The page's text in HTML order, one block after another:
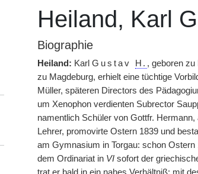
Heiland, Karl
Biographie
Heiland: Karl Gustav H. , geboren
zu Magdeburg, erhielt eine tüchtige
Müller, späteren Directors des
um Xenophon verdienten Subrector
namentlich Schüler von Gottfr.
Lehrer, promovirte Ostern 1839 und
am Gymnasium in Torgau: schon
dem Ordinariat in VIsofort der